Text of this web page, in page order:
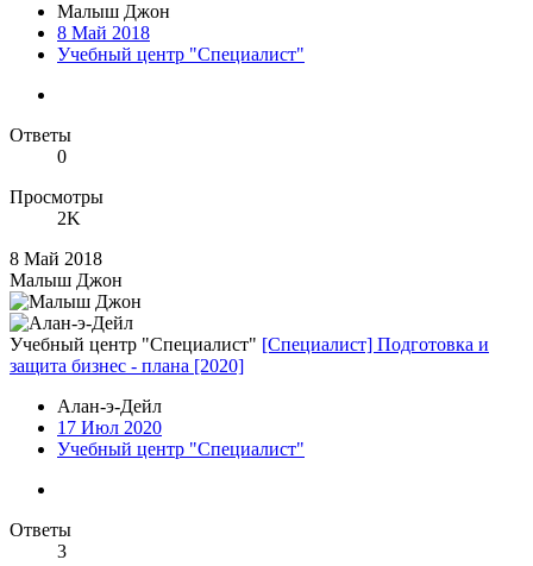
Малыш Джон
8 Май 2018
Учебный центр "Специалист"
Ответы
0
Просмотры
2K
8 Май 2018
Малыш Джон
Учебный центр "Специалист" [Специалист] Подготовка и
защита бизнес - плана [2020]
Алан-э-Дейл
17 Июл 2020
Учебный центр "Специалист"
Ответы
3